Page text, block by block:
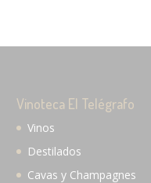
Vinoteca El Telégrafo
Vinos
Destilados
Cavas y Champagnes